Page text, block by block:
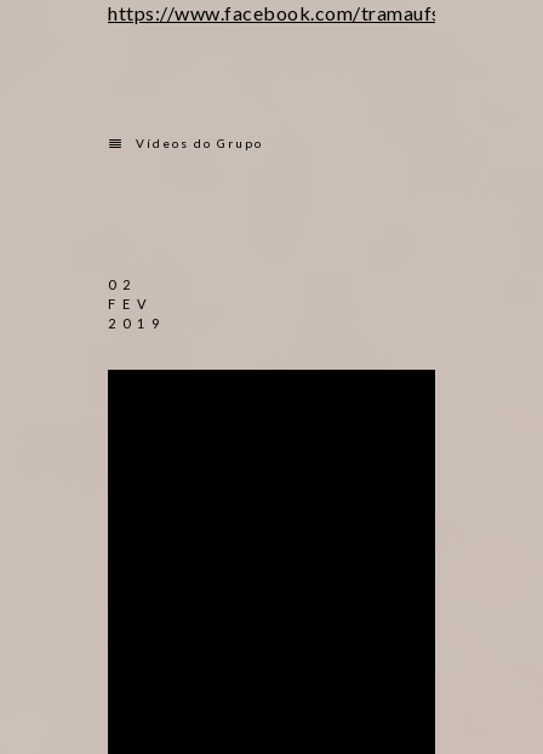
https://www.facebook.com/tramaufscar/
Vídeos do Grupo
02
FEV
2019